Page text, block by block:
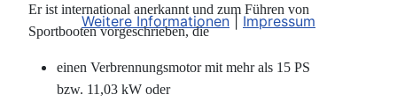
Er ist international anerkannt und zum Führen von
Sportbooten vorgeschrieben, die
einen Verbrennungsmotor mit mehr als 15 PS
bzw. 11,03 kW oder
Weitere Informationen
Impressum